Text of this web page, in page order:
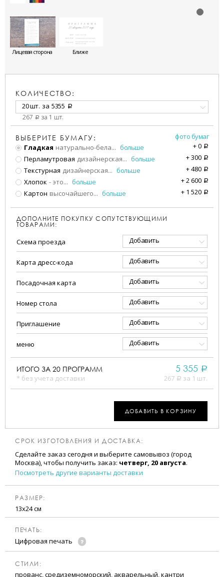
Лицевая сторона Ближе
КОЛИЧЕСТВО:
20 шт. за 5355 a
267 a за 1 шт.
ВЫБЕРИТЕ БУМАГУ:
фото бумаг
Гладкая натурально-бела... больше +0 a
Перламутровая дизайнерская... больше +300 a
Текстурная дизайнерская... больше +480 a
Хлопок - это... больше +2 600 a
Картон высочайшего... больше + 1 520 a
ДОПОЛНИТЕ ПОКУПКУ СОПУТСТВУЮЩИМИ
ТОВАРАМИ:
Схема проезда Добавить
Карта дресс-кода Добавить
Посадочная карта Добавить
Номер стола Добавить
Приглашение Добавить
меню Добавить
ИТОГО ЗА 20 ПРОГРАММ
* без учета доставки
5 355 a
267 a за 1 шт.
ДОБАВИТЬ В КОРЗИНУ
СРОК ИЗГОТОВЛЕНИЯ И ДОСТАВКА:
Сделайте заказ сегодня и выберите самовывоз (город
Москва), чтобы получить заказ: четверг, 20 августа.
Посмотреть другие варианты доставки
РАЗМЕР:
13х24 см
ПЕЧАТЬ:
Цифровая печать
CТИЛИ:
прованс, средиземноморский, акварельный, кантри